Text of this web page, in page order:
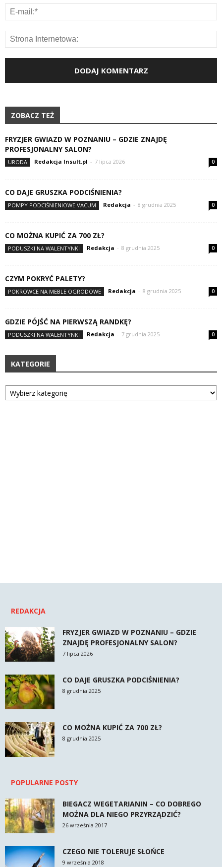
ZOBACZ TEŻ
FRYZJER GWIAZD W POZNANIU – GDZIE ZNAJDĘ
PROFESJONALNY SALON?
URODA Redakcja Insult.pl - 7 lipca 2026 0
CO DAJE GRUSZKA PODCIŚNIENIA?
POMPY PODCIŚNIENIOWE VACUM Redakcja - 8 grudnia 2025 0
CO MOŻNA KUPIĆ ZA 700 ZŁ?
PODUSZKI NA WALENTYNKI Redakcja - 8 grudnia 2025 0
CZYM POKRYĆ PALETY?
POKROWCE NA MEBLE OGRODOWE Redakcja - 8 grudnia 2025 0
GDZIE PÓJŚĆ NA PIERWSZĄ RANDKĘ?
PODUSZKI NA WALENTYNKI Redakcja - 7 grudnia 2025 0
KATEGORIE
Kategorie
REDAKCJA
FRYZJER GWIAZD W POZNANIU – GDZIE
ZNAJDĘ PROFESJONALNY SALON?
7 lipca 2026
CO DAJE GRUSZKA PODCIŚNIENIA?
8 grudnia 2025
CO MOŻNA KUPIĆ ZA 700 ZŁ?
8 grudnia 2025
POPULARNE POSTY
BIEGACZ WEGETARIANIN – CO DOBREGO
MOŻNA DLA NIEGO PRZYRZĄDZIĆ?
26 września 2017
CZEGO NIE TOLERUJE SŁOŃCE
9 września 2018